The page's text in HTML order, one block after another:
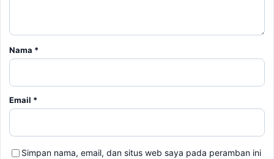
Nama *
Email *
Simpan nama, email, dan situs web saya pada peramban ini